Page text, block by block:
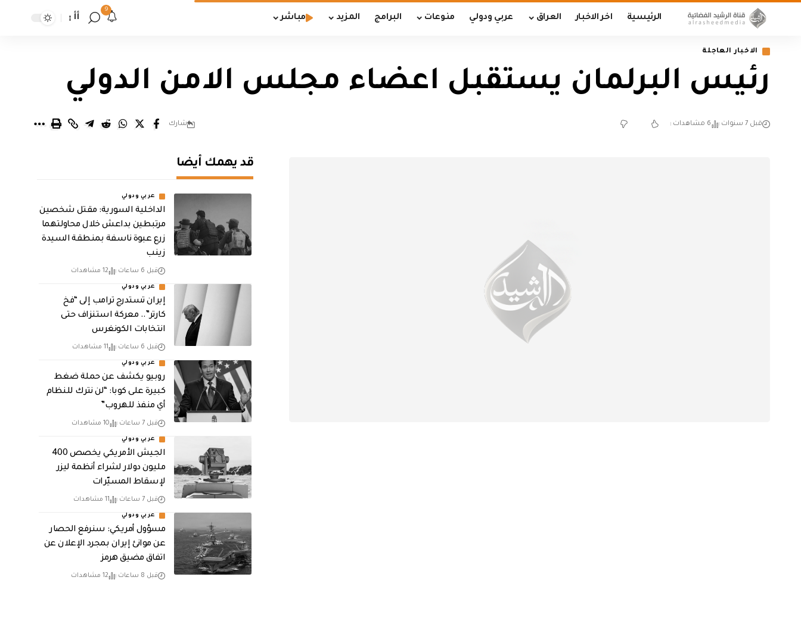
الرئيسية اخر الاخبار العراق عربي ودولي منوعات البرامج المزيد مباشر
9
أأ
الاخبار العاجلة
رئيس البرلمان يستقبل اعضاء مجلس الامن الدولي
قبل 7 سنوات 6 مشاهدات شارك
قد يهمك أيضا
عربي ودولي
الداخلية السورية: مقتل شخصين
مرتبطين بداعش خلال محاولتهما
زرع عبوة ناسفة بمنطقة السيدة
زينب
قبل 6 ساعات 12 مشاهدات
عربي ودولي
إيران تستدرج ترامب إلى “فخ
كارتر”.. معركة استنزاف حتى
انتخابات الكونغرس
قبل 6 ساعات 11 مشاهدات
عربي ودولي
روبيو يكشف عن حملة ضغط
كبيرة على كوبا: “لن نترك للنظام
أي منفذ للهروب”
قبل 7 ساعات 10 مشاهدات
عربي ودولي
الجيش الأمريكي يخصص 400
مليون دولار لشراء أنظمة ليزر
لإسقاط المسيّرات
قبل 7 ساعات 11 مشاهدات
عربي ودولي
مسؤول أمريكي: سنرفع الحصار
عن موانئ إيران بمجرد الإعلان عن
اتفاق مضيق هرمز
قبل 8 ساعات 12 مشاهدات